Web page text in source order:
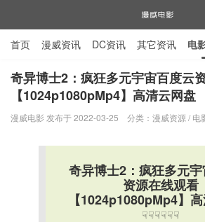
漫威电影
首页 漫威资讯 DC资讯 其它资讯 电
电视剧资源 漫威图片
奇异博士2：疯狂多元宇宙百度云
【1024p1080pMp4】高清云网盘
漫威电影 发布于 2022-03-25 分类： 漫威资源 / 电
奇异博士2：疯狂多元
资源在线观看
【1024p1080pMp4】
☟☟☟☟☟☟